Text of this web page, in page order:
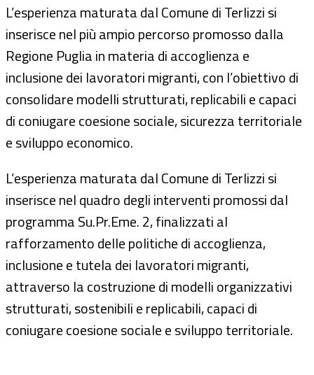
L’esperienza maturata dal Comune di Terlizzi si
inserisce nel più ampio percorso promosso dalla
Regione Puglia in materia di accoglienza e
inclusione dei lavoratori migranti, con l’obiettivo di
consolidare modelli strutturati, replicabili e capaci
di coniugare coesione sociale, sicurezza territoriale
e sviluppo economico.
L’esperienza maturata dal Comune di Terlizzi si
inserisce nel quadro degli interventi promossi dal
programma Su.Pr.Eme. 2, finalizzati al
rafforzamento delle politiche di accoglienza,
inclusione e tutela dei lavoratori migranti,
attraverso la costruzione di modelli organizzativi
strutturati, sostenibili e replicabili, capaci di
coniugare coesione sociale e sviluppo territoriale.